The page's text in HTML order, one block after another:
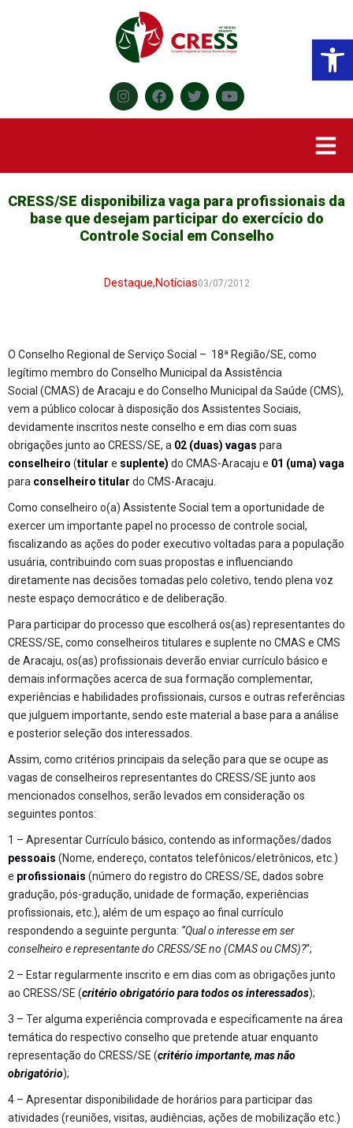
CRESS/SE disponibiliza vaga para profissionais da
base que desejam participar do exercício do
Controle Social em Conselho
Destaque,Notícias03/07/2012
O Conselho Regional de Serviço Social – 18ª Região/SE, como
legítimo membro do Conselho Municipal da Assistência
Social (CMAS) de Aracaju e do Conselho Municipal da Saúde (CMS),
vem a público colocar à disposição dos Assistentes Sociais,
devidamente inscritos neste conselho e em dias com suas
obrigações junto ao CRESS/SE, a 02 (duas) vagas para
conselheiro (titular e suplente) do CMAS-Aracaju e 01 (uma) vaga
para conselheiro titular do CMS-Aracaju.
Como conselheiro o(a) Assistente Social tem a oportunidade de
exercer um importante papel no processo de controle social,
fiscalizando as ações do poder executivo voltadas para a população
usuária, contribuindo com suas propostas e influenciando
diretamente nas decisões tomadas pelo coletivo, tendo plena voz
neste espaço democrático e de deliberação.
Para participar do processo que escolherá os(as) representantes do
CRESS/SE, como conselheiros titulares e suplente no CMAS e CMS
de Aracaju, os(as) profissionais deverão enviar currículo básico e
demais informações acerca de sua formação complementar,
experiências e habilidades profissionais, cursos e outras referências
que julguem importante, sendo este material a base para a análise
e posterior seleção dos interessados.
Assim, como critérios principais da seleção para que se ocupe as
vagas de conselheiros representantes do CRESS/SE junto aos
mencionados conselhos, serão levados em consideração os
seguintes pontos:
1 – Apresentar Currículo básico, contendo as informações/dados
pessoais (Nome, endereço, contatos telefônicos/eletrônicos, etc.)
e profissionais (número do registro do CRESS/SE, dados sobre
gradução, pós-gradução, unidade de formação, experiências
profissionais, etc.), além de um espaço ao final currículo
respondendo a seguinte pergunta: “Qual o interesse em ser
conselheiro e representante do CRESS/SE no (CMAS ou CMS)?“;
2 – Estar regularmente inscrito e em dias com as obrigações junto
ao CRESS/SE (critério obrigatório para todos os interessados);
3 – Ter alguma experiência comprovada e especificamente na área
temática do respectivo conselho que pretende atuar enquanto
representação do CRESS/SE (critério importante, mas não
obrigatório);
4 – Apresentar disponibilidade de horários para participar das
atividades (reuniões, visitas, audiências, ações de mobilização etc.)